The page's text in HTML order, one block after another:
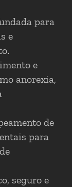
para
e
e
anorexia,
de
para
seguro e